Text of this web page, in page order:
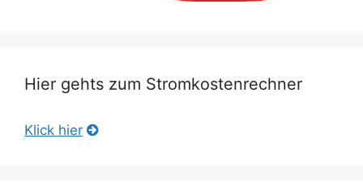
Hier gehts zum Stromkostenrechner
Klick hier